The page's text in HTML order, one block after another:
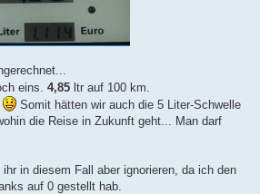
eins. 4,85 ltr auf 100 km.
Somit hätten wir auch die 5 Liter-Schwelle
die Reise in Zukunft geht... Man darf
in diesem Fall aber ignorieren, da ich den
auf 0 gestellt hab.